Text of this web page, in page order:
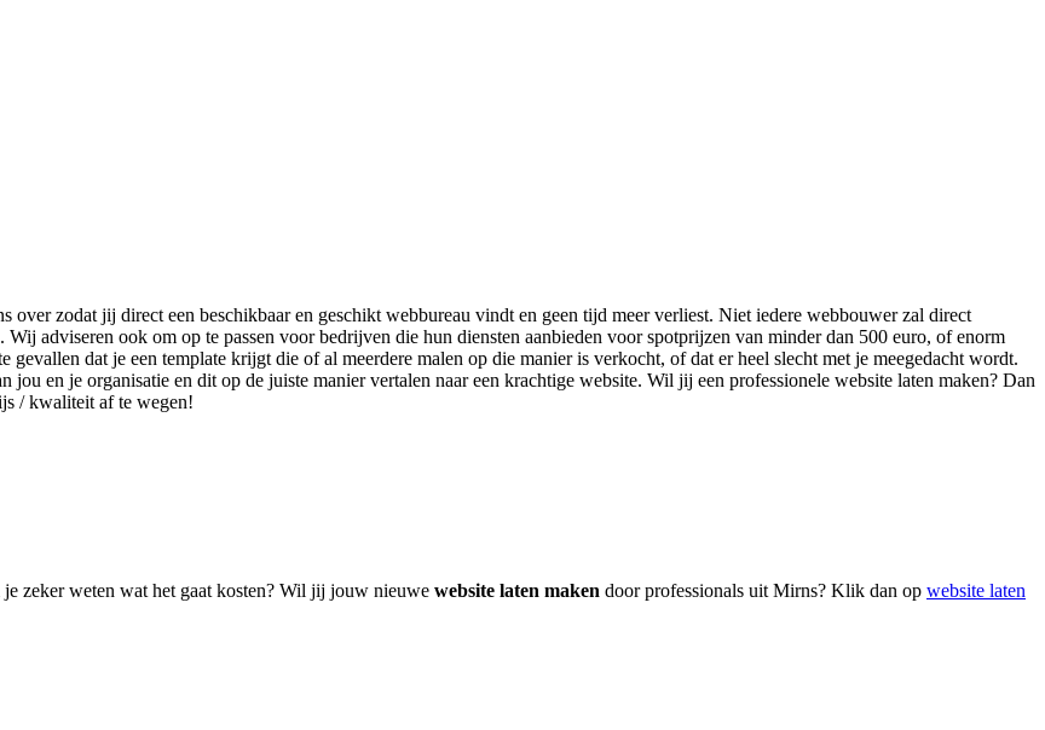
over zodat jij direct een beschikbaar en geschikt webbureau vindt en geen tijd meer verliest. Niet iedere webbouwer zal direct
adviseren ook om op te passen voor bedrijven die hun diensten aanbieden voor spotprijzen van minder dan 500 euro, of enorm
dat je een template krijgt die of al meerdere malen op die manier is verkocht, of dat er heel slecht met je meegedacht wordt.
en je organisatie en dit op de juiste manier vertalen naar een krachtige website. Wil jij een professionele website laten maken? Dan
/ kwaliteit af te wegen!
zeker weten wat het gaat kosten? Wil jij jouw nieuwe website laten maken door professionals uit Mirns? Klik dan op website laten